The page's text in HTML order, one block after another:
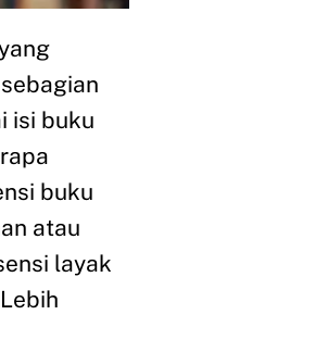
isi buku
buku
atau
layak